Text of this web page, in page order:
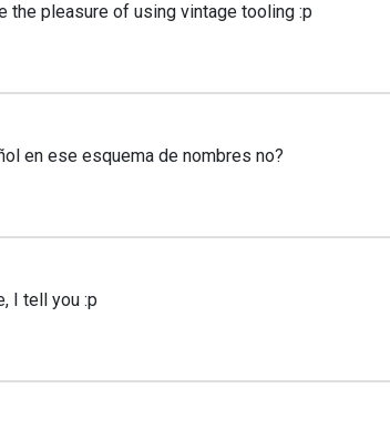
the pleasure of using vintage tooling :p
en ese esquema de nombres no?
I tell you :p